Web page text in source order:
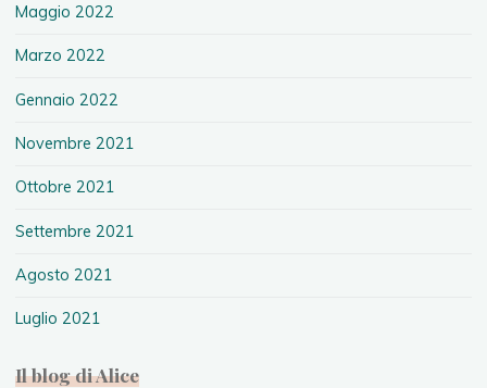
Maggio 2022
Marzo 2022
Gennaio 2022
Novembre 2021
Ottobre 2021
Settembre 2021
Agosto 2021
Luglio 2021
Il blog di Alice